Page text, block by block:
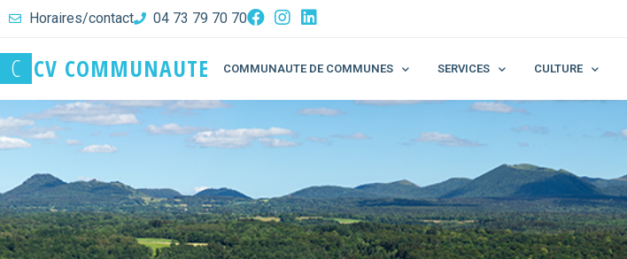
Horaires/contact 04 73 79 70 70
C CV COMMUNAUTE COMMUNAUTE DE COMMUNES SERVICES CULTURE